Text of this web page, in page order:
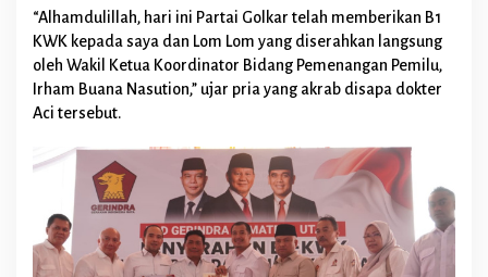
e
r
d
“Alhamdulillah, hari ini Partai Golkar telah memberikan B1
KWK kepada saya dan Lom Lom yang diserahkan langsung
oleh Wakil Ketua Koordinator Bidang Pemenangan Pemilu,
Irham Buana Nasution,” ujar pria yang akrab disapa dokter
Aci tersebut.